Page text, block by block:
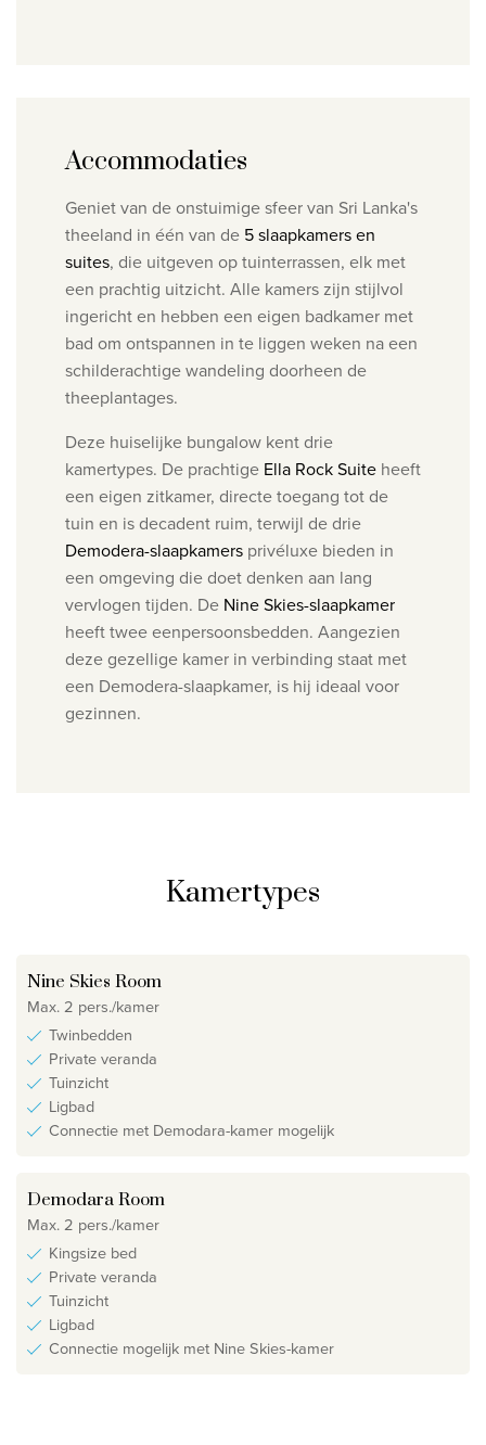
Accommodaties
Geniet van de onstuimige sfeer van Sri Lanka's
theeland in één van de 5 slaapkamers en
suites, die uitgeven op tuinterrassen, elk met
een prachtig uitzicht. Alle kamers zijn stijlvol
ingericht en hebben een eigen badkamer met
bad om ontspannen in te liggen weken na een
schilderachtige wandeling doorheen de
theeplantages.
Deze huiselijke bungalow kent drie
kamertypes. De prachtige Ella Rock Suite heeft
een eigen zitkamer, directe toegang tot de
tuin en is decadent ruim, terwijl de drie
Demodera-slaapkamers privéluxe bieden in
een omgeving die doet denken aan lang
vervlogen tijden. De Nine Skies-slaapkamer
heeft twee eenpersoonsbedden. Aangezien
deze gezellige kamer in verbinding staat met
een Demodera-slaapkamer, is hij ideaal voor
gezinnen.
Kamertypes
Nine Skies Room
Max. 2 pers./kamer
Twinbedden
Private veranda
Tuinzicht
Ligbad
Connectie met Demodara-kamer mogelijk
Demodara Room
Max. 2 pers./kamer
Kingsize bed
Private veranda
Tuinzicht
Ligbad
Connectie mogelijk met Nine Skies-kamer